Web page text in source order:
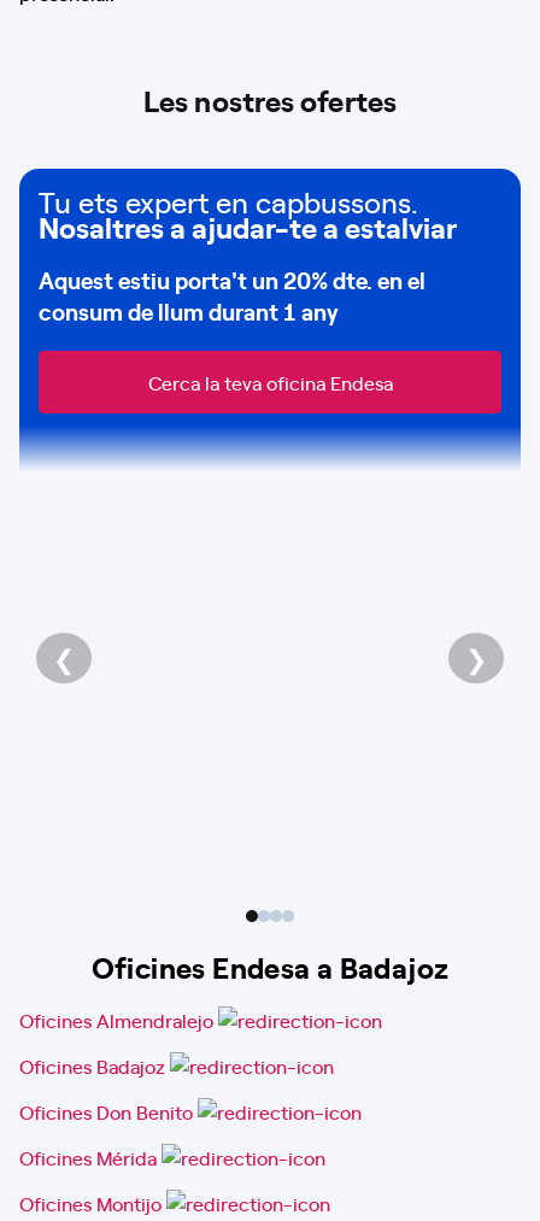
Les nostres ofertes
Tu ets expert en capbussons.
Nosaltres a ajudar-te a estalviar
Aquest estiu porta't un20% dte.en el
consum dellum durant 1 any
Cerca la teva oficina Endesa
❮ ❯
Oficines Endesa a Badajoz
Oficines Almendralejo
Oficines Badajoz
Oficines Don Benito
Oficines Mérida
Oficines Montijo